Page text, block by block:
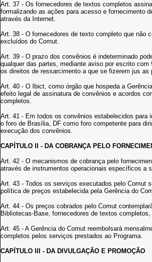
Art. 37 - Os fornecedores de textos completos
formalizando as ações para acesso e fornecimento
através da Internet.
Art. 38 - O fornecedores de texto completo que não
excluídos do Comut.
Art. 39 - O prazo dos convênios é indeterminado
qualquer das partes, mediante aviso por escrito
os direitos de ressarcimento a que se fizerem jus as
Art. 40 - O Ibict, como órgão que hospeda a
efeito legal de assinatura de convênios e acordos
completos.
Art. 41 - Em todos os convênios estabelecidos para
o foro de Brasília, DF como foro competente para
execução dos convênios.
CAPÍTULO II - DA COBRANÇA PELO
Art. 42 - O mecanismos de cobrança pelo
através de instrumentos operacionais específicos a
Art. 43 - Todos os serviços executados pelo Comut
política de preços estabelecida pela Gerência do
Art. 44 - Os preços cobrados pelo Comut
Bibliotecas-Base, fornecedores de textos
Art. 45 - A Gerência do Comut reembolsará
completos pelos serviços prestados ao Programa.
CAPÍTULO III - DA DIVULGAÇÃO E PROMOÇÃO